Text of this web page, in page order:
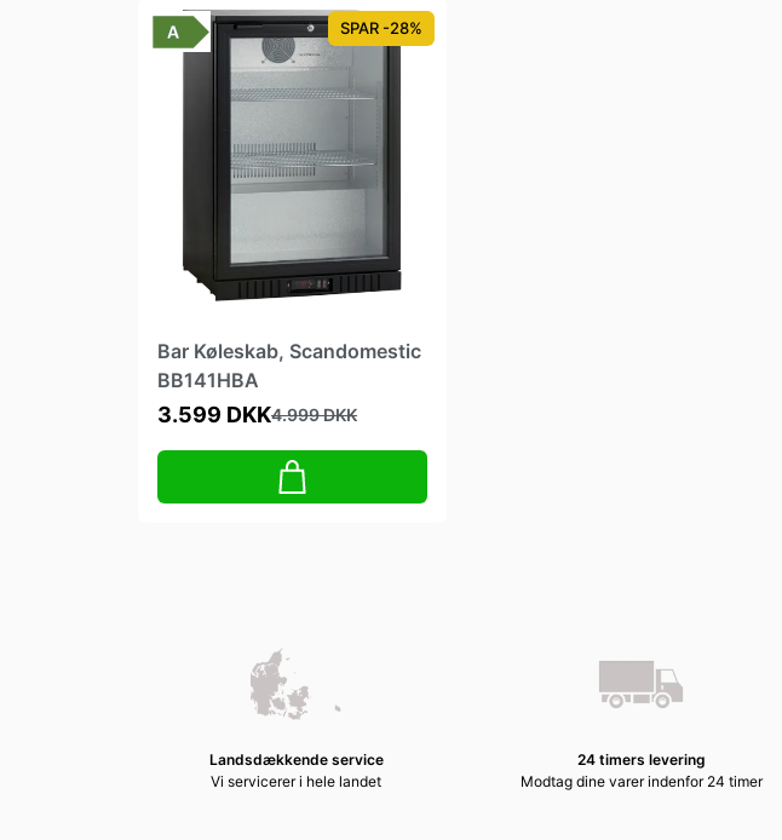
SPAR -28%
Bar Køleskab, Scandomestic
BB141HBA
3.599 DKK4.999 DKK
Landsdækkende service
Vi servicerer i hele landet
24 timers levering
Modtag dine varer indenfor 24 timer